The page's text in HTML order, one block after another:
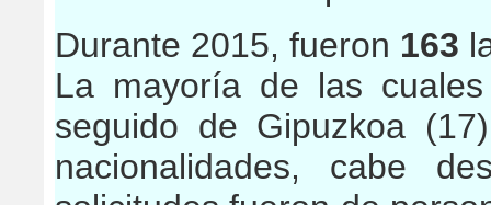
Durante 2015, fueron 163
La mayoría de las
seguido de Gipuzkoa
nacionalidades, cabe